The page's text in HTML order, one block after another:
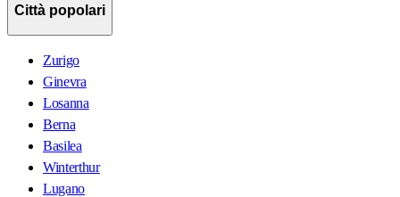
Città popolari
Zurigo
Ginevra
Losanna
Berna
Basilea
Winterthur
Lugano